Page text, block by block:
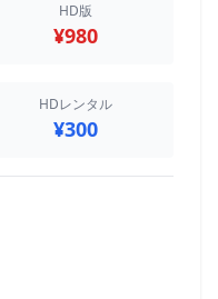
HD版
¥980
HDレンタル
¥300